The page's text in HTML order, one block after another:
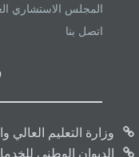
المجلس الاستشاري
اتصل بنا
وزارة التعليم العالي
الديوان الوطني